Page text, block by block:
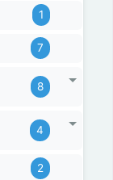
1
7
8
4
2